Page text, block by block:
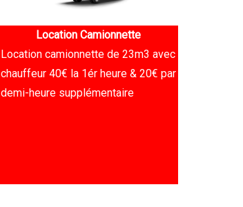
Location Camionnette
Location camionnette de 23m3 avec
chauffeur 40€ la 1ér heure & 20€ par
demi-heure supplémentaire